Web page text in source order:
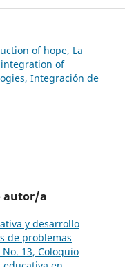
of hope, La
of
Integración de
autor/a
y desarrollo
de problemas
13, Coloquio